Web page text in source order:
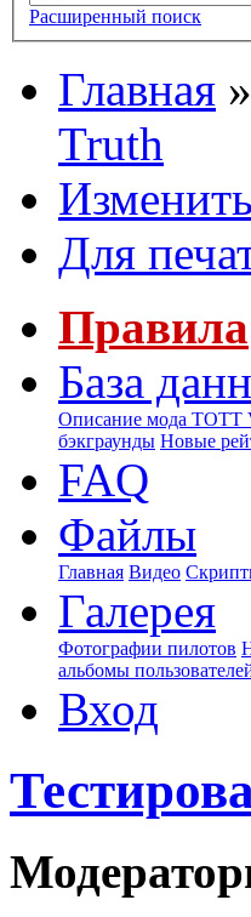
Расширенный поиск
Главная »
Truth
Для
Правила
База
Описание мода ТОТТ
бэкграунды Новые
FAQ
Файлы
Главная Видео
Галерея
Фотографии пилотов
альбомы
Вход